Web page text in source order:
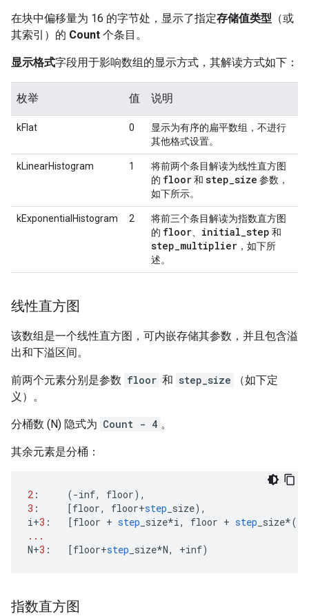
在块中偏移量为 16 的字节处，显示了指定存储值类型 （或
其索引）的 Count 个条目。
显示格式字段用于影响数组的显示方式，其解读方式如下：
枚举 值 说明
kFlat 0
显示为有序的扁平数组，不进行
其他格式设置。
kLinearHistogram 1
将前两个条目解读为线性直方图
的 floor和 step_size 参数，
如下所示。
kExponentialHistogram 2
将前三个条目解读为指数直方图
的 floor initial_step 和
step_multiplier ，如下所
述。
线性直方图
该数组是一个线性直方图，可内嵌存储其参数，并且包含溢
出和下溢区间。
前两个元素分别是参数 floor 和 step_size
（如下定
义）。
分桶数 (N) 隐式为 Count - 4 。
其余元素是分桶：
2 : (-inf, floor),
3 : [floor, floor+step _size),
i+3 : [floor + step _size*i, floor + step _size*(
...
N+3 : [floor+step _size*N, +inf)
指数直方图